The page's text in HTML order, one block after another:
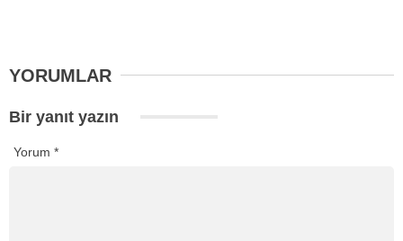
YORUMLAR
Bir yanıt yazın
Yorum *